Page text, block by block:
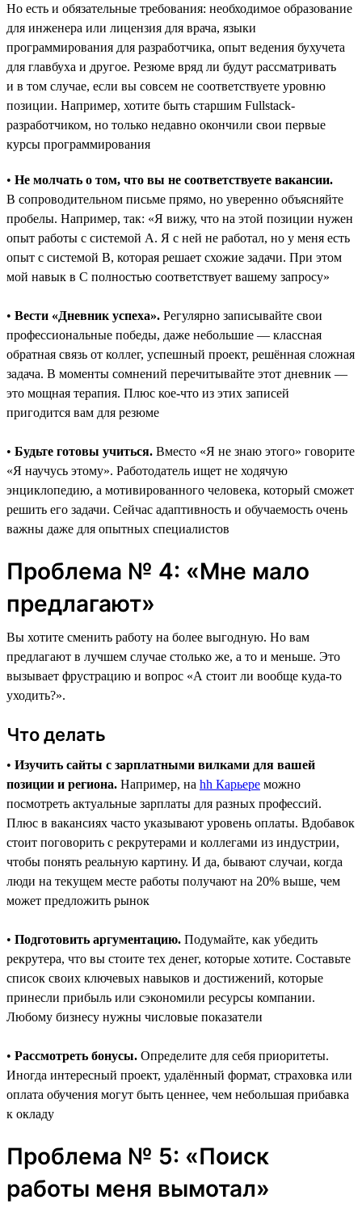
Но есть и обязательные требования: необходимое образование
для инженера или лицензия для врача, языки
программирования для разработчика, опыт ведения бухучета
для главбуха и другое. Резюме вряд ли будут рассматривать
и в том случае, если вы совсем не соответствуете уровню
позиции. Например, хотите быть старшим Fullstack-
разработчиком, но только недавно окончили свои первые
курсы программирования
• Не молчать о том, что вы не соответствуете вакансии.
В сопроводительном письме прямо, но уверенно объясняйте
пробелы. Например, так: «Я вижу, что на этой позиции нужен
опыт работы с системой A. Я с ней не работал, но у меня есть
опыт с системой B, которая решает схожие задачи. При этом
мой навык в C полностью соответствует вашему запросу»
• Вести «Дневник успеха». Регулярно записывайте свои
профессиональные победы, даже небольшие ― классная
обратная связь от коллег, успешный проект, решённая сложная
задача. В моменты сомнений перечитывайте этот дневник —
это мощная терапия. Плюс кое-что из этих записей
пригодится вам для резюме
• Будьте готовы учиться. Вместо «Я не знаю этого» говорите
«Я научусь этому». Работодатель ищет не ходячую
энциклопедию, а мотивированного человека, который сможет
решить его задачи. Сейчас адаптивность и обучаемость очень
важны даже для опытных специалистов
Проблема № 4: «Мне мало
предлагают»
Вы хотите сменить работу на более выгодную. Но вам
предлагают в лучшем случае столько же, а то и меньше. Это
вызывает фрустрацию и вопрос «А стоит ли вообще куда-то
уходить?».
Что делать
• Изучить сайты с зарплатными вилками для вашей
позиции и региона. Например, на hh Карьере можно
посмотреть актуальные зарплаты для разных профессий.
Плюс в вакансиях часто указывают уровень оплаты. Вдобавок
стоит поговорить с рекрутерами и коллегами из индустрии,
чтобы понять реальную картину. И да, бывают случаи, когда
люди на текущем месте работы получают на 20% выше, чем
может предложить рынок
• Подготовить аргументацию. Подумайте, как убедить
рекрутера, что вы стоите тех денег, которые хотите. Составьте
список своих ключевых навыков и достижений, которые
принесли прибыль или сэкономили ресурсы компании.
Любому бизнесу нужны числовые показатели
• Рассмотреть бонусы. Определите для себя приоритеты.
Иногда интересный проект, удалённый формат, страховка или
оплата обучения могут быть ценнее, чем небольшая прибавка
к окладу
Проблема № 5: «Поиск
работы меня вымотал»